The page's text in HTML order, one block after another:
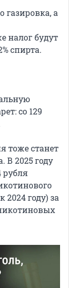
газировка, а
налог будут
спирта.
со 129
тоже станет
В 2025 году
рубля
2024 году) за